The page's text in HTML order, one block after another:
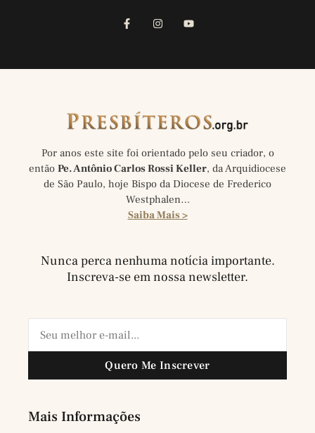
Por anos este site foi orientado pelo seu criador, o
então Pe. Antônio Carlos Rossi Keller, da Arquidiocese
de São Paulo, hoje Bispo da Diocese de Frederico
Westphalen…
Saiba Mais >
Nunca perca nenhuma notícia importante.
Inscreva-se em nossa newsletter.
Quero Me Inscrever
Mais Informações